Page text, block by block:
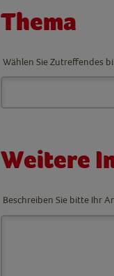
Thema
Wählen Sie Zutreffendes
Weitere
Beschreiben Sie bitte Ihr